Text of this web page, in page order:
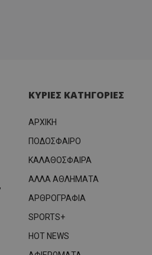
ΚΥΡΙΕΣ ΚΑΤΗΓΟΡΙΕΣ
ΑΡΧΙΚΗ
ΠΟΔΟΣΦΑΙΡΟ
ΚΑΛΑΘΟΣΦΑΙΡΑ
ΑΛΛΑ ΑΘΛΗΜΑΤΑ
ΑΡΘΡΟΓΡΑΦΙΑ
SPORTS+
HOT NEWS